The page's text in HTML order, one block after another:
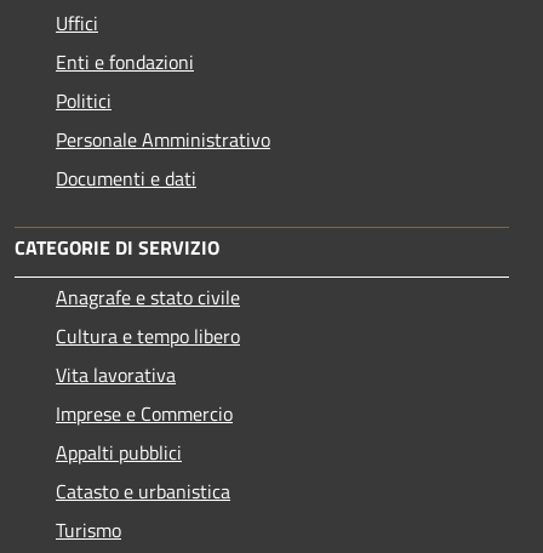
Uffici
Enti e fondazioni
Politici
Personale Amministrativo
Documenti e dati
CATEGORIE DI SERVIZIO
Anagrafe e stato civile
Cultura e tempo libero
Vita lavorativa
Imprese e Commercio
Appalti pubblici
Catasto e urbanistica
Turismo